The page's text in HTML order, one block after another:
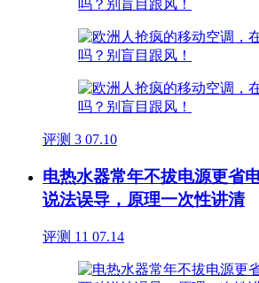
评测 3 07.10
电热水器常年不拔电源更省
说法误导，原理一次性讲清
评测 11 07.14